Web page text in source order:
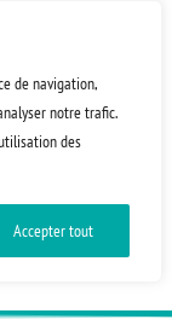
de navigation,
notre trafic.
des
Accepter tout